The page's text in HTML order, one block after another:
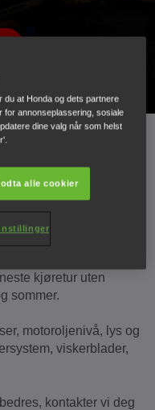
trygt og bekymringsfritt
er i topp stand før
for uventede
kjøretur uten
sommer.
motoroljenivå, lys og
viskerblader,
kontakter vi deg
du at Honda og dets partnere
for annonseplassering, sosiale
dine valg når som helst
alle cookier